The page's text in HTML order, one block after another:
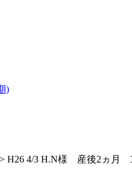
)
> H26 4/3 H.N様 産後2ヵ